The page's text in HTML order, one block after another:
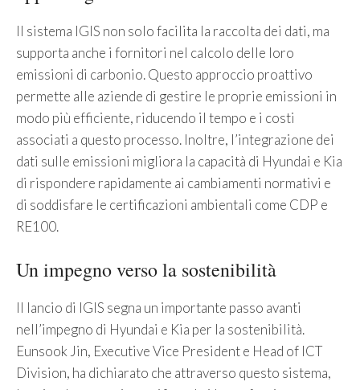
Il sistema IGIS non solo facilita la raccolta dei dati, ma
supporta anche i fornitori nel calcolo delle loro
emissioni di carbonio. Questo approccio proattivo
permette alle aziende di gestire le proprie emissioni in
modo più efficiente, riducendo il tempo e i costi
associati a questo processo. Inoltre, l’integrazione dei
dati sulle emissioni migliora la capacità di Hyundai e Kia
di rispondere rapidamente ai cambiamenti normativi e
di soddisfare le certificazioni ambientali come CDP e
RE100.
Un impegno verso la sostenibilità
Il lancio di IGIS segna un importante passo avanti
nell’impegno di Hyundai e Kia per la sostenibilità.
Eunsook Jin, Executive Vice President e Head of ICT
Division, ha dichiarato che attraverso questo sistema,